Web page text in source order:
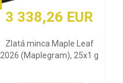
3 338,26 EUR
Zlatá minca Maple Leaf
2026 (Maplegram), 25x1 g